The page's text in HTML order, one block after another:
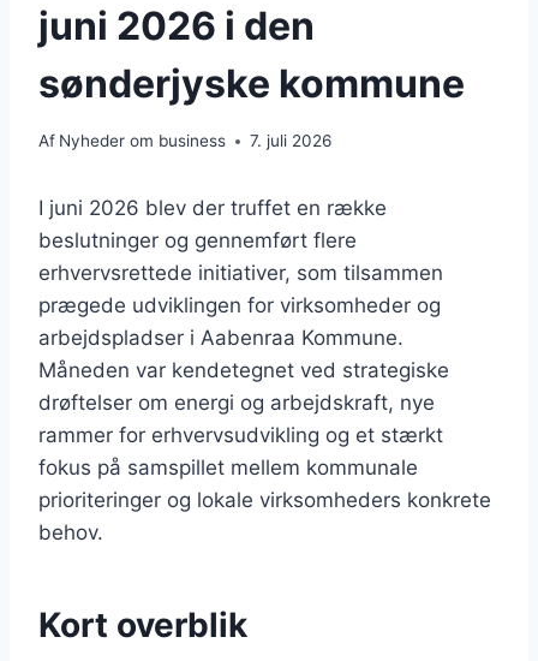
juni 2026 i den
sønderjyske kommune
Af Nyheder om business 7. juli 2026
I juni 2026 blev der truffet en række
beslutninger og gennemført flere
erhvervsrettede initiativer, som tilsammen
prægede udviklingen for virksomheder og
arbejdspladser i Aabenraa Kommune.
Måneden var kendetegnet ved strategiske
drøftelser om energi og arbejdskraft, nye
rammer for erhvervsudvikling og et stærkt
fokus på samspillet mellem kommunale
prioriteringer og lokale virksomheders konkrete
behov.
Kort overblik